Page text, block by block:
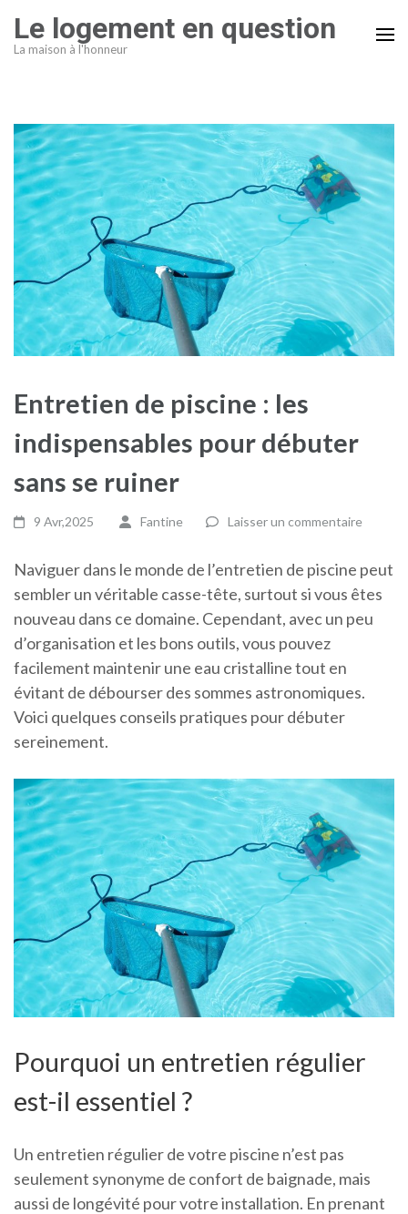
au
contenu
Le logement en question
La maison à l'honneur
Entretien de piscine : les
indispensables pour débuter
sans se ruiner
9 Avr,2025 Fantine Laisser un commentaire
Naviguer dans le monde de l’entretien de piscine peut
sembler un véritable casse-tête, surtout si vous êtes
nouveau dans ce domaine. Cependant, avec un peu
d’organisation et les bons outils, vous pouvez
facilement maintenir une eau cristalline tout en
évitant de débourser des sommes astronomiques.
Voici quelques conseils pratiques pour débuter
sereinement.
Pourquoi un entretien régulier
est-il essentiel ?
Un entretien régulier de votre piscine n’est pas
seulement synonyme de confort de baignade, mais
aussi de longévité pour votre installation. En prenant